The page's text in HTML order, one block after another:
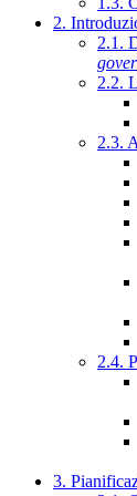
2.
2.1.
2.2.
2.3.
2.4.
3.